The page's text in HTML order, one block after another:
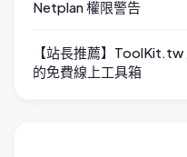
Netplan 權限警告
【站長推薦】
的免費線上工具箱